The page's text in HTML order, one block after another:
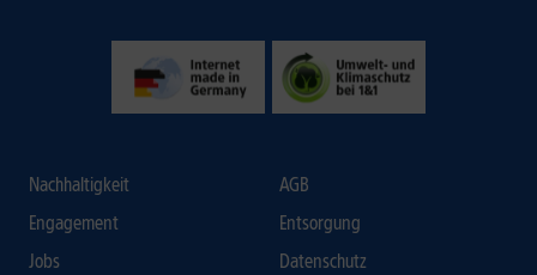
Nachhaltigkeit
Engagement
Jobs
AGB
Entsorgung
Datenschutz